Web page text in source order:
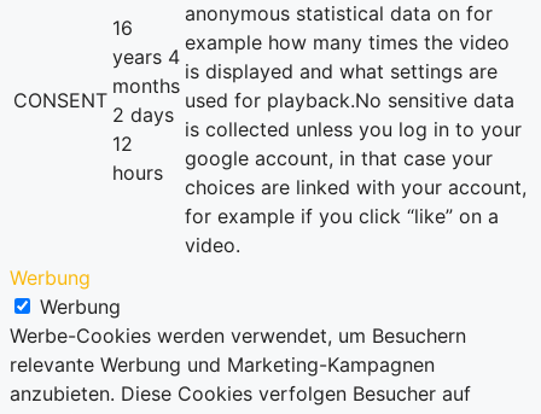
CONSENT
16
years 4
months
2 days
12
hours
anonymous statistical data on for
example how many times the video
is displayed and what settings are
used for playback.No sensitive data
is collected unless you log in to your
google account, in that case your
choices are linked with your account,
for example if you click “like” on a
video.
Werbung
Werbung
Werbe-Cookies werden verwendet, um Besuchern
relevante Werbung und Marketing-Kampagnen
anzubieten. Diese Cookies verfolgen Besucher auf